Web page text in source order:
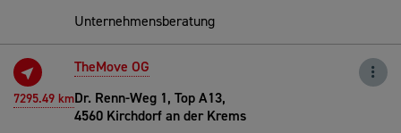
Unternehmensberatung
7295.49 km
TheMove OG
Dr. Renn-Weg 1, Top A13,
4560 Kirchdorf an der Krems